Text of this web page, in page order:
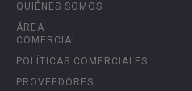
QUIÉNES SOMOS
ÁREA
COMERCIAL
POLÍTICAS COMERCIALES
PROVEEDORES